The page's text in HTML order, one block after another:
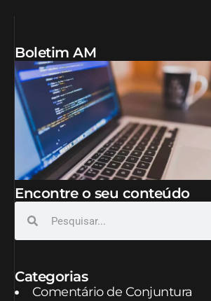
Boletim AM
Encontre o seu conteúdo
Categorias
Comentário de Conjuntura